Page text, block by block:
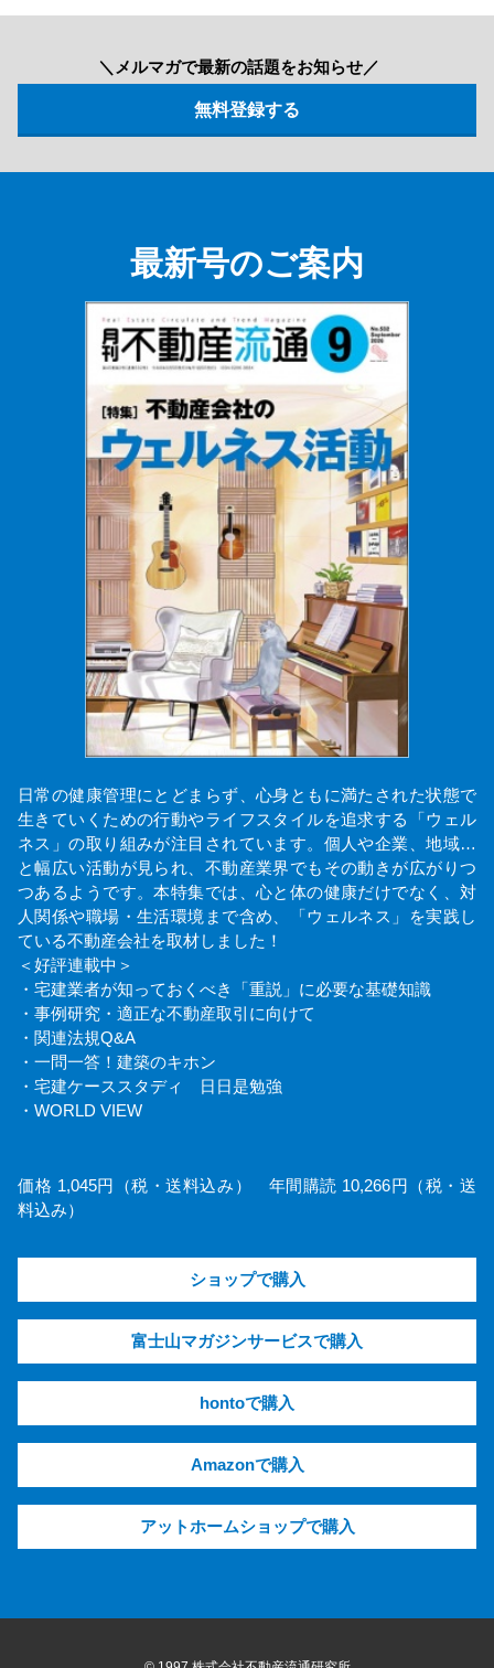
＼メルマガで最新の話題をお知らせ／
最新号のご案内
日常の健康管理にとどまらず、心身ともに満たされた状態で
生きていくための行動やライフスタイルを追求する「ウェル
ネス」の取り組みが注目されています。個人や企業、地域…
と幅広い活動が見られ、不動産業界でもその動きが広がりつ
つあるようです。本特集では、心と体の健康だけでなく、対
人関係や職場・生活環境まで含め、「ウェルネス」を実践し
ている不動産会社を取材しました！
＜好評連載中＞
・宅建業者が知っておくべき「重説」に必要な基礎知識
・事例研究・適正な不動産取引に向けて
・関連法規Q&A
・一問一答！建築のキホン
・宅建ケーススタディ 日日是勉強
・WORLD VIEW
価格 1,045円（税・送料込み） 年間購読 10,266円（税・送
料込み）
ショップで購入
富士山マガジンサービスで購入
hontoで購入
Amazonで購入
アットホームショップで購入